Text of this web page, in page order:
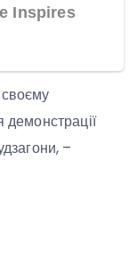
демонстрації
–